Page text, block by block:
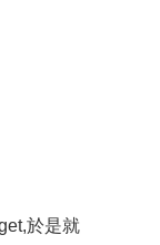
於是就